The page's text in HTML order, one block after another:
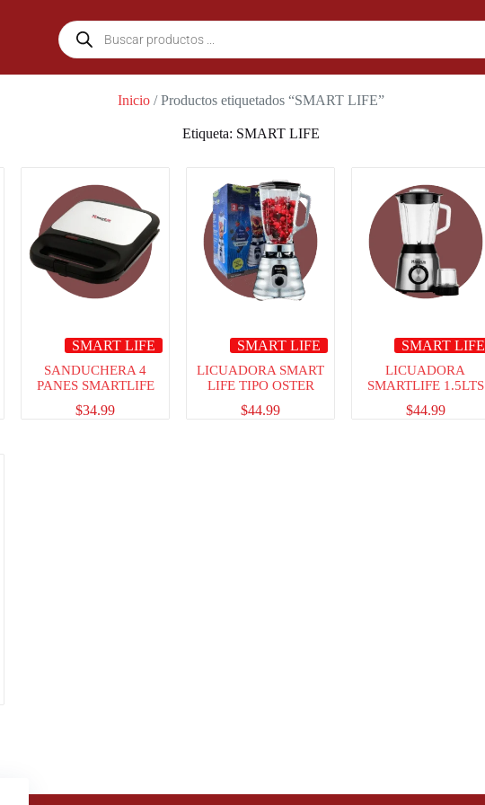
Inicio/ Productos etiquetados “SMART LIFE”
Etiqueta: SMART LIFE
SMART LIFE
SANDUCHERA 4
PANES SMARTLIFE
$34.99
SMART LIFE
LICUADORA SMART
LIFE TIPO OSTER
$44.99
SMART LIFE
LICUADORA
SMARTLIFE 1.5LTS
$44.99